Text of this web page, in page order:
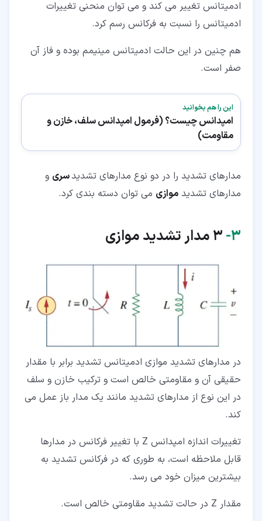
ادمیتانس تغییر می کند و می توان منحنی تغییرات
ادمیتانس را نسبت به فرکانس رسم کرد.
هم چنین در این حالت ادمیتانس مینیمم بوده و فاز آن
صفر است.
این را هم بخوانید
امپدانس چیست؟ (فرمول امپدانس سلف، خازن و
مقاومت)
مدارهای تشدید را در دو نوع مدارهای تشدیدسری و
مدارهای تشدید موازی می توان دسته بندی کرد.
۳‏- 3 مدار تشدید موازی
در مدارهای تشدید موازی ادمیتانس تشدید برابر با مقدار
حقیقی آن و مقاومتی خالص است و ترکیب خازن و سلف
در این نوع از مدارهای تشدید مانند یک مدار باز عمل می
کند.
تغییرات اندازه امپدانس Z با تغییر فرکانس در مدارها
قابل ملاحظه است، به طوری که در فرکانس تشدید به
بیشترین میزان خود می رسد.
مقدار Z در حالت تشدید مقاومتی خالص است.